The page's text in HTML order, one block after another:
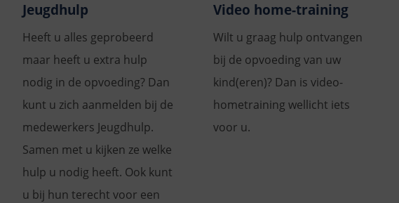
Jeugdhulp
Heeft u alles geprobeerd
maar heeft u extra hulp
nodig in de opvoeding? Dan
kunt u zich aanmelden bij de
medewerkers Jeugdhulp.
Samen met u kijken ze welke
hulp u nodig heeft. Ook kunt
u bij hun terecht voor een
Video home-training
Wilt u graag hulp ontvangen
bij de opvoeding van uw
kind(eren)? Dan is video-
hometraining wellicht iets
voor u.